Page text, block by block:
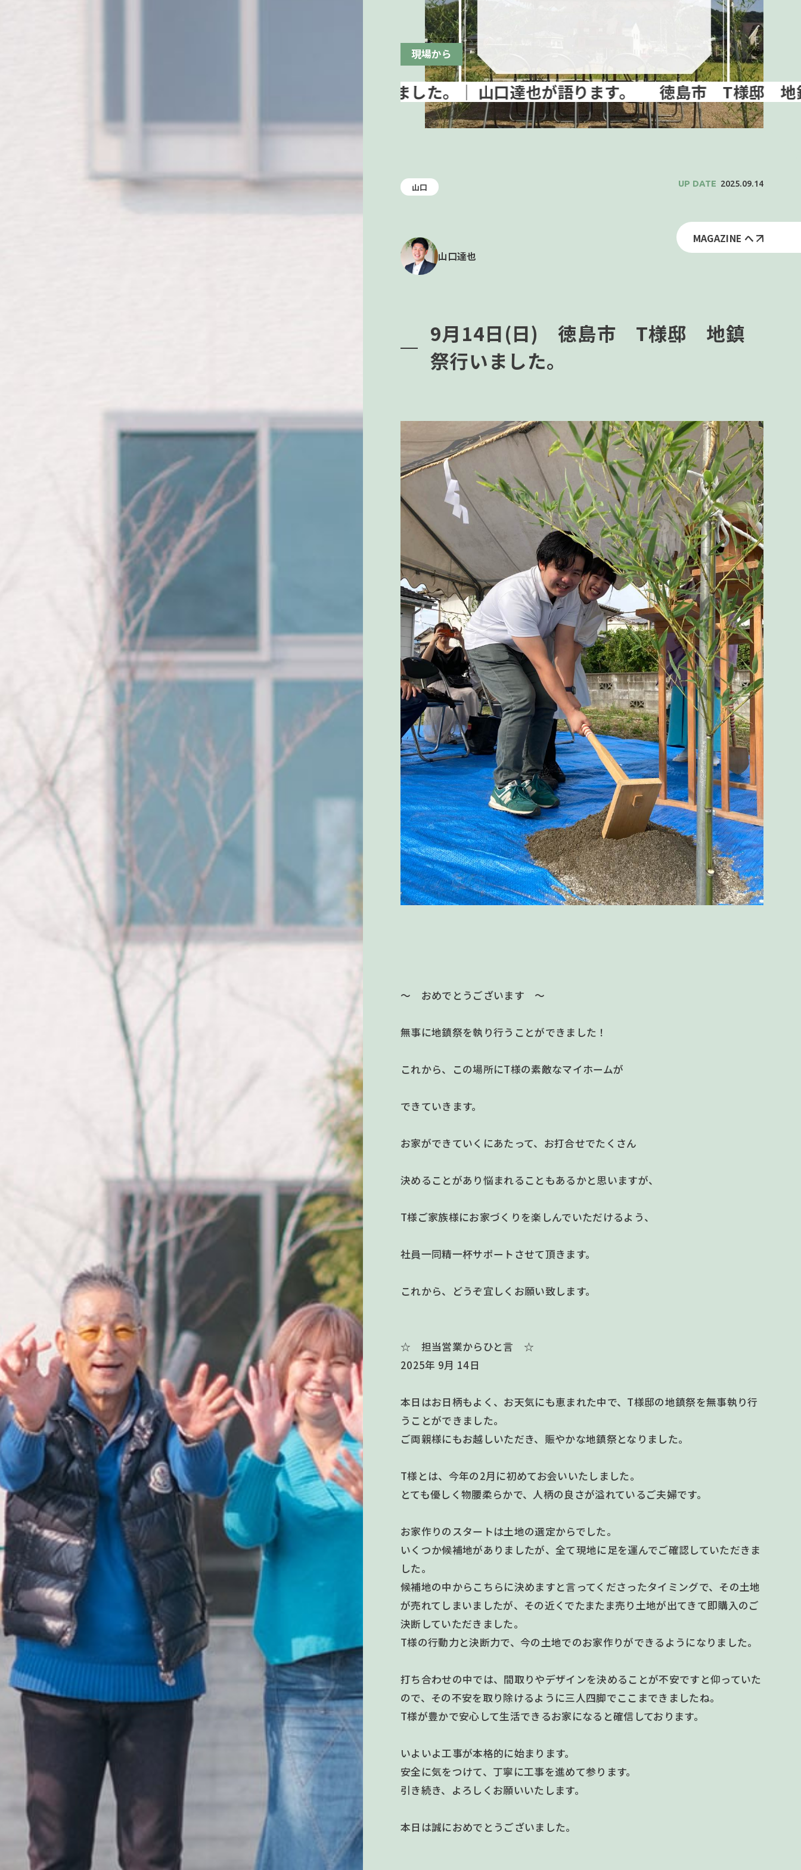
現場から
徳島市 T様邸 地鎮祭行い
山口 2025.09.14
MAGAZINE へ
山口達也
9月14日(日) 徳島市 T様邸 地鎮
祭行いました。
～ おめでとうございます ～
無事に地鎮祭を執り行うことができました！
これから、この場所にT様の素敵なマイホームが
できていきます。
お家ができていくにあたって、お打合せでたくさん
決めることがあり悩まれることもあるかと思いますが、
T様ご家族様にお家づくりを楽しんでいただけるよう、
社員一同精一杯サポートさせて頂きます。
これから、どうぞ宜しくお願い致します。
☆ 担当営業からひと言 ☆
2025年 9月 14日
本日はお日柄もよく、お天気にも恵まれた中で、T様邸の地鎮祭を無事執り行
うことができました。
ご両親様にもお越しいただき、賑やかな地鎮祭となりました。
T様とは、今年の2月に初めてお会いいたしました。
とても優しく物腰柔らかで、人柄の良さが溢れているご夫婦です。
お家作りのスタートは土地の選定からでした。
いくつか候補地がありましたが、全て現地に足を運んでご確認していただきま
した。
候補地の中からこちらに決めますと言ってくださったタイミングで、その土地
が売れてしまいましたが、その近くでたまたま売り土地が出てきて即購入のご
決断していただきました。
T様の行動力と決断力で、今の土地でのお家作りができるようになりました。
打ち合わせの中では、間取りやデザインを決めることが不安ですと仰っていた
ので、その不安を取り除けるように三人四脚でここまできましたね。
T様が豊かで安心して生活できるお家になると確信しております。
いよいよ工事が本格的に始まります。
安全に気をつけて、丁寧に工事を進めて参ります。
引き続き、よろしくお願いいたします。
本日は誠におめでとうございました。